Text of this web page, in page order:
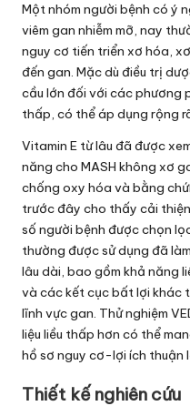
Một nhóm người bệnh có ý
viêm gan nhiễm mỡ, nay
nguy cơ tiến triển xơ hóa,
đến gan. Mặc dù điều trị
cầu lớn đối với các phương
thấp, có thể áp dụng rộng
Vitamin E từ lâu đã được
năng cho MASH không xơ
chống oxy hóa và bằng
trước đây cho thấy cải
số người bệnh được chọn
thường được sử dụng đã
lâu dài, bao gồm khả năng
và các kết cục bất lợi khác
lĩnh vực gan. Thử nghiệm
liệu liều thấp hơn có thể
hồ sơ nguy cơ-lợi ích thuận
Thiết kế nghiên cứu